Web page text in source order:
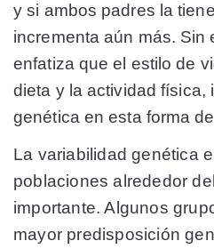
y si ambos padres la
incrementa aún más. Sin
enfatiza que el estilo de
dieta y la actividad física,
genética en esta forma
La variabilidad genética
poblaciones alrededor
importante. Algunos
mayor predisposición